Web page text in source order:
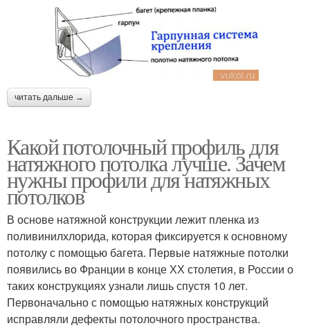
читать дальше →
Какой потолочный профиль для
натяжного потолка лучше. Зачем
нужны профили для натяжных
потолков
В основе натяжной конструкции лежит пленка из
поливинилхлорида, которая фиксируется к основному
потолку с помощью багета. Первые натяжные потолки
появились во Франции в конце ХХ столетия, в России о
таких конструкциях узнали лишь спустя 10 лет.
Первоначально с помощью натяжных конструкций
исправляли дефекты потолочного пространства.